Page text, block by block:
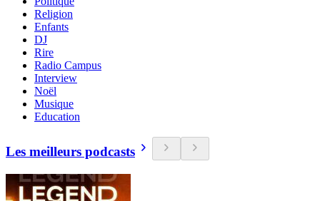
Religion
Enfants
DJ
Rire
Radio Campus
Interview
Noël
Musique
Education
Les meilleurs podcasts